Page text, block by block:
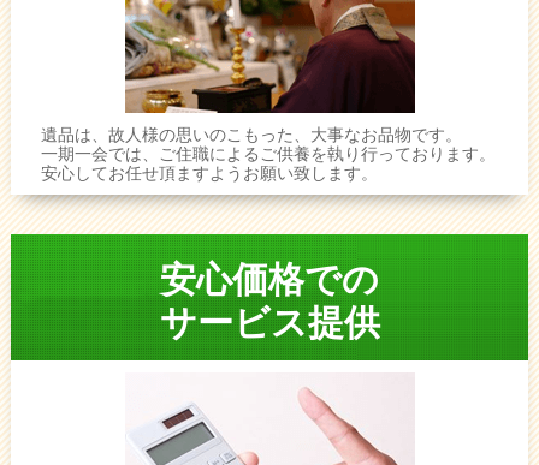
遺品は、故人様の思いのこもった、大事なお品物です。
一期一会では、ご住職によるご供養を執り行っております。
安心してお任せ頂ますようお願い致します。
安心価格での
サービス提供